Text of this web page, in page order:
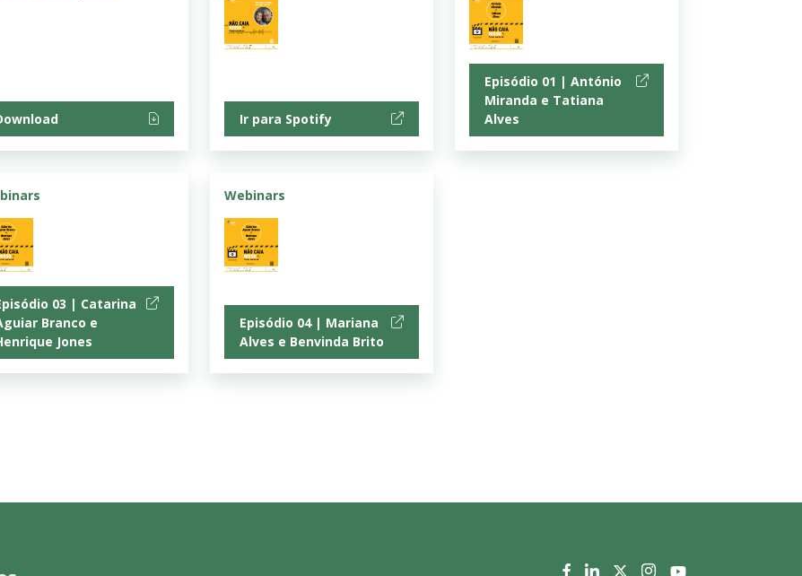
Ir para Spotify
Episódio 01 | António
Miranda e Tatiana
Alves
03 | Catarina
Branco e
Jones
Webinars
Episódio 04 | Mariana
Alves e Benvinda Brito